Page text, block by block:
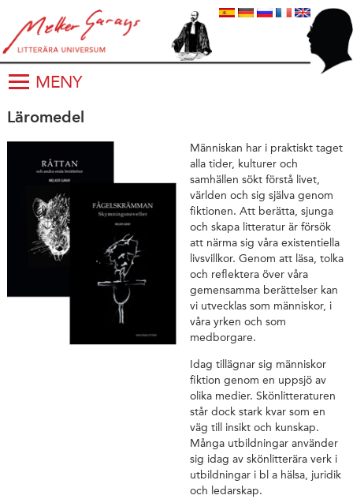
MENY
Läromedel
Människan har i praktiskt taget
alla tider, kulturer och
samhällen sökt förstå livet,
världen och sig själva genom
fiktionen. Att berätta, sjunga
och skapa litteratur är försök
att närma sig våra existentiella
livsvillkor. Genom att läsa, tolka
och reflektera över våra
gemensamma berättelser kan
vi utvecklas som människor, i
våra yrken och som
medborgare.
Idag tillägnar sig människor
fiktion genom en uppsjö av
olika medier. Skönlitteraturen
står dock stark kvar som en
väg till insikt och kunskap.
Många utbildningar använder
sig idag av skönlitterära verk i
utbildningar i bl a hälsa, juridik
och ledarskap.